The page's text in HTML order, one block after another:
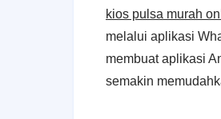
kios pulsa murah
melalui aplikasi
membuat aplikasi
semakin